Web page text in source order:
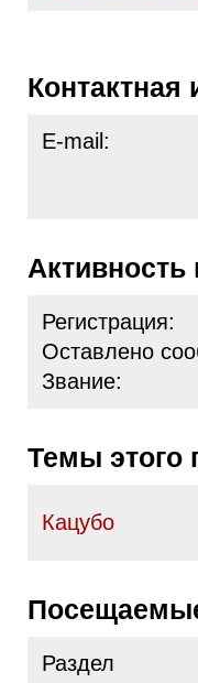
E-mail:
Регистрация:
Оставлено
Звание:
Темы этого
Кацубо
Раздел